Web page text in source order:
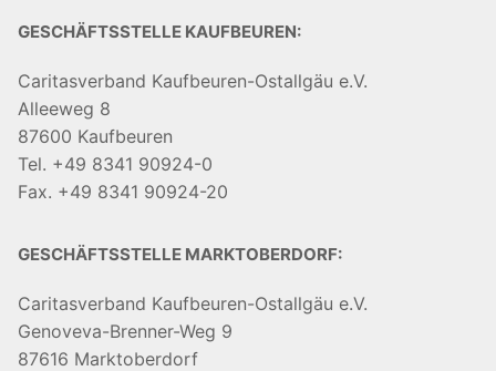
GESCHÄFTSSTELLE KAUFBEUREN:
Caritasverband Kaufbeuren-Ostallgäu e.V.
Alleeweg 8
87600 Kaufbeuren
Tel. +49 8341 90924-0
Fax. +49 8341 90924-20
GESCHÄFTSSTELLE MARKTOBERDORF:
Caritasverband Kaufbeuren-Ostallgäu e.V.
Genoveva-Brenner-Weg 9
87616 Marktoberdorf